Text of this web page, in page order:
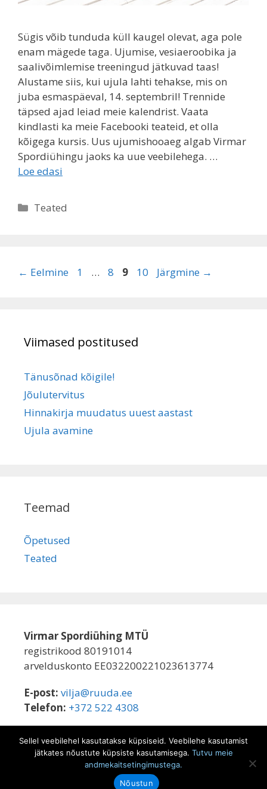
Sügis võib tunduda küll kaugel olevat, aga pole
enam mägede taga. Ujumise, vesiaeroobika ja
saalivõimlemise treeningud jätkuvad taas!
Alustame siis, kui ujula lahti tehakse, mis on
juba esmaspäeval, 14. septembril! Trennide
täpsed ajad leiad meie kalendrist. Vaata
kindlasti ka meie Facebooki teateid, et olla
kõigega kursis. Uus ujumishooaeg algab Virmar
Spordiühingu jaoks ka uue veebilehega. …
Loe edasi
Rubriigid
Teated
← Eelmine Page
1 … Page
8 Page
9 Page
10 Järgmine →
Viimased postitused
Tänusõnad kõigile!
Jõulutervitus
Hinnakirja muudatus uuest aastast
Ujula avamine
Teemad
Õpetused
Teated
Virmar Spordiühing MTÜ
registrikood 80191014
arvelduskonto EE032200221023613774
E-post: vilja@ruuda.ee
Telefon: +372 522 4308
Leia meid Facebookis:
© 2026 Virmar Spordiühing • Kõik õigused kaitstud
Sellel veebilehel kasutatakse küpsiseid. Veebilehe kasutamist
jätkates nõustute küpsiste kasutamisega. Tutvu meie
andmekaitsetingimustega.
Nõustun